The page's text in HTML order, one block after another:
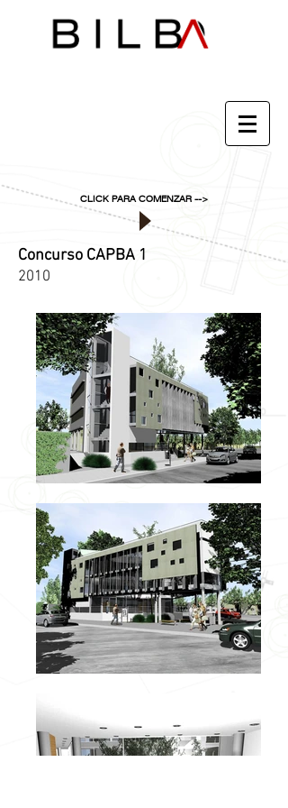
CLICK PARA COMENZAR -->
Concurso CAPBA 1
2010